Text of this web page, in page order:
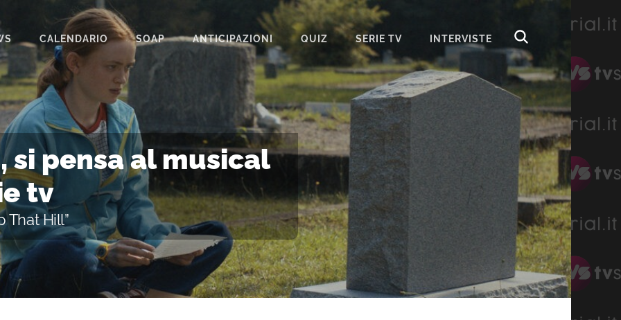
CALENDARIO SOAP
IL PARADISO DELLE SIGNORE
LA PROMESSA
SEGRETI DI FAMIGLIA
TEMPESTA D’AMORE
UN POSTO AL SOLE
ANTICIPAZIONI QUIZ SERIE TV INTERVISTE
si pensa al musical
tv
That Hill”